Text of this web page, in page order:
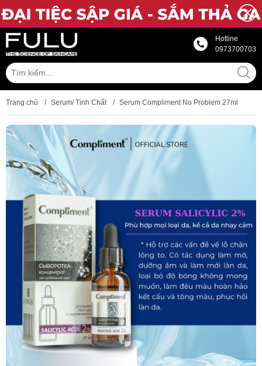
Hotline
0973700703
Trang chủ / Serum/ Tinh Chất / Serum Compliment No Problem 27ml